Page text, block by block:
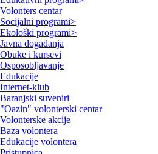
Volonters centar
Socijalni programi>
Ekološki programi>
Javna događanja
Obuke i kursevi
Osposobljavanje
Edukacije
Internet-klub
Baranjski suveniri
"Oazin" volonterski centar
Volonterske akcije
Baza volontera
Edukacije volontera